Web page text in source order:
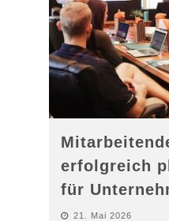
erfolgreich
für
21. Mai 2026